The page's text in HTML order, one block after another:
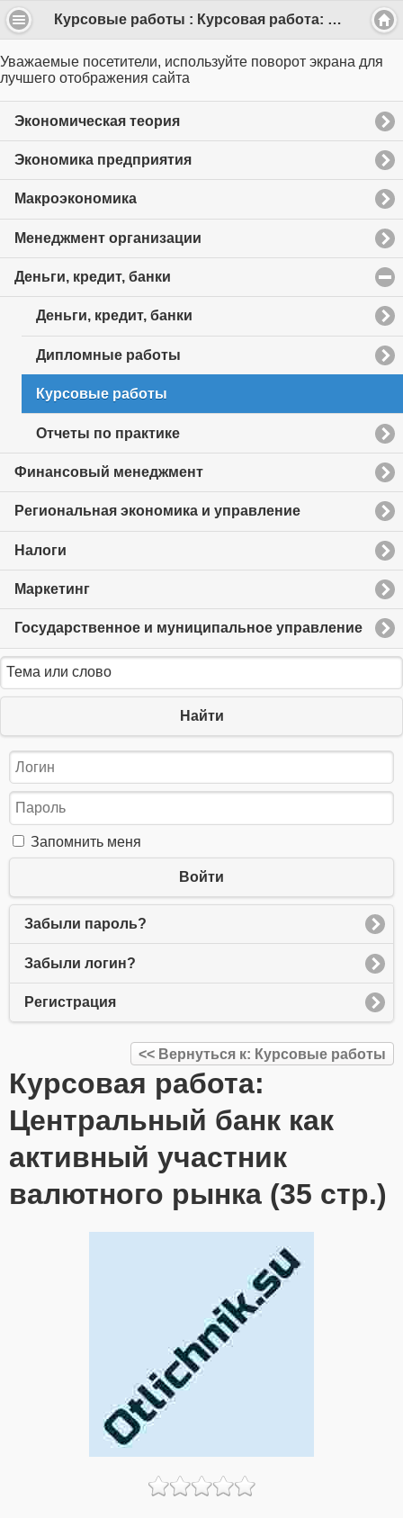
Курсовые работы : Курсовая работа: Центральный банк как активный участник валютного рынка (35 стр.)
Уважаемые посетители, используйте поворот экрана для
лучшего отображения сайта
Экономическая теория
Экономика предприятия
Макроэкономика
Менеджмент организации
Деньги, кредит, банки
to
collapse
Деньги, кредит, банки
Дипломные работы
Курсовые работы
Отчеты по практике
Финансовый менеджмент
Региональная экономика и управление
Налоги
Маркетинг
Государственное и муниципальное управление
Найти
Запомнить меня
Войти
Забыли пароль?
Забыли логин?
Регистрация
<< Вернуться к: Курсовые работы
Курсовая работа:
Центральный банк как
активный участник
валютного рынка (35 стр.)